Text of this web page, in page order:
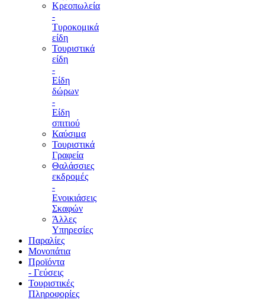
Κρεοπωλεία
-
Τυροκομικά
είδη
Τουριστικά
είδη
-
Είδη
δώρων
-
Είδη
σπιτιού
Καύσιμα
Τουριστικά
Γραφεία
Θαλάσσιες
εκδρομές
-
Ενοικιάσεις
Σκαφών
Άλλες
Υπηρεσίες
Παραλίες
Μονοπάτια
Προϊόντα
- Γεύσεις
Τουριστικές
Πληροφορίες